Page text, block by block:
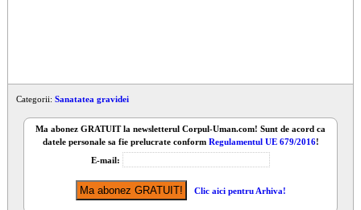
Categorii: Sanatatea gravidei
Ma abonez GRATUITla newsletterul Corpul-Uman.com! Sunt de acord ca
datele personale sa fie prelucrate conform Regulamentul UE 679/2016!
E-mail:
Clic aici pentru Arhiva!